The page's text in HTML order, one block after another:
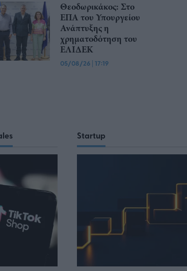
Θεοδωρικάκος: Στο
ΕΠΑ του Υπουργείου
Ανάπτυξης η
χρηματοδότηση του
ΕΛΙΔΕΚ
05/08/26 | 17:19
Startup